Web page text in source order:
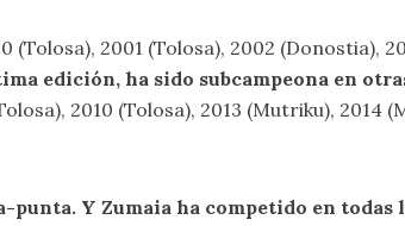
(Tolosa), 2001 (Tolosa), 2002 (Donostia),
edición, ha sido subcampeona en
2010 (Tolosa), 2013 (Mutriku), 2014
punta. Y Zumaia ha competido en todas